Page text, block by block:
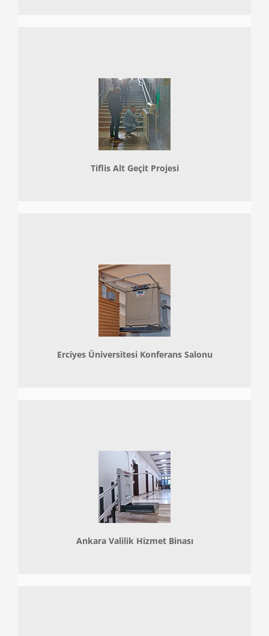
Tiflis Alt Geçit Projesi
Erciyes Üniversitesi Konferans Salonu
Ankara Valilik Hizmet Binası